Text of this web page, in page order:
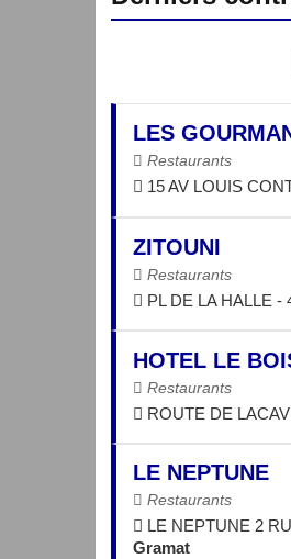
LES
Restaurants
15 AV LOUIS
ZITOUNI
Restaurants
PL DE LA HALLE -
HOTEL LE
Restaurants
ROUTE DE
LE NEPTUNE
Restaurants
LE NEPTUNE 2
Gramat